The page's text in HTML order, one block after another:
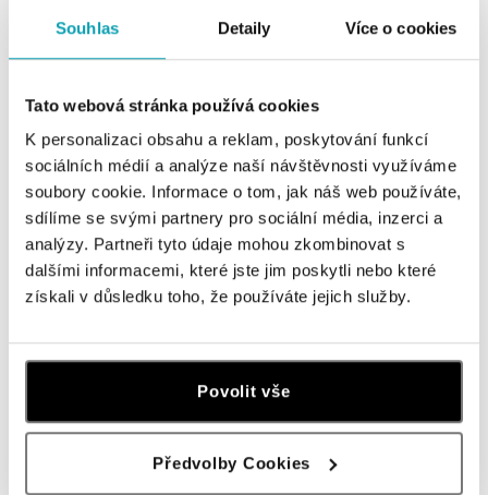
Souhlas Detaily Více o cookies
Tato webová stránka používá cookies
K personalizaci obsahu a reklam, poskytování funkcí
sociálních médií a analýze naší návštěvnosti využíváme
soubory cookie. Informace o tom, jak náš web používáte,
sdílíme se svými partnery pro sociální média, inzerci a
analýzy. Partneři tyto údaje mohou zkombinovat s
dalšími informacemi, které jste jim poskytli nebo které
získali v důsledku toho, že používáte jejich služby.
Povolit vše
Předvolby Cookies
ALO
Náhrdelník s diamanty Gordon
od 61 347 Kč
ALO
Náramek s diamanty Solomon
od 92 756 Kč